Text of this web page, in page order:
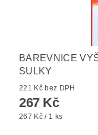
BAREVNICE
SULKY
221 Kč bez DPH
267 Kč
267 Kč / 1 ks